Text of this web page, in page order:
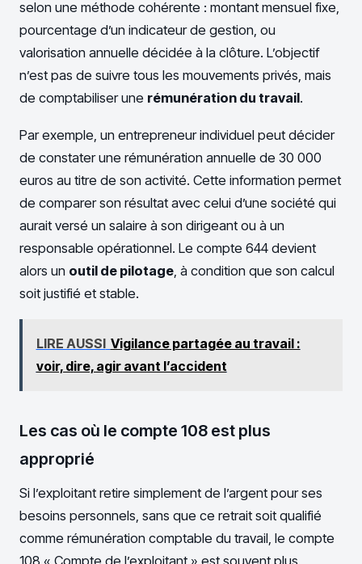
selon une méthode cohérente : montant mensuel fixe,
pourcentage d’un indicateur de gestion, ou
valorisation annuelle décidée à la clôture. L’objectif
n’est pas de suivre tous les mouvements privés, mais
de comptabiliser une rémunération du travail.
Par exemple, un entrepreneur individuel peut décider
de constater une rémunération annuelle de 30 000
euros au titre de son activité. Cette information permet
de comparer son résultat avec celui d’une société qui
aurait versé un salaire à son dirigeant ou à un
responsable opérationnel. Le compte 644 devient
alors un outil de pilotage , à condition que son calcul
soit justifié et stable.
LIRE AUSSI Vigilance partagée au travail :
voir, dire, agir avant l’accident
Les cas où le compte 108 est plus
approprié
Si l’exploitant retire simplement de l’argent pour ses
besoins personnels, sans que ce retrait soit qualifié
comme rémunération comptable du travail, le compte
108 « Compte de l’exploitant » est souvent plus